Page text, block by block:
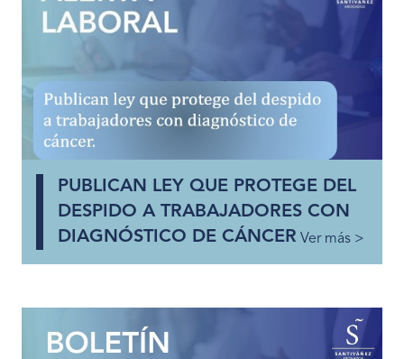
PUBLICAN LEY QUE PROTEGE DEL
DESPIDO A TRABAJADORES CON
DIAGNÓSTICO DE CÁNCER Ver más >